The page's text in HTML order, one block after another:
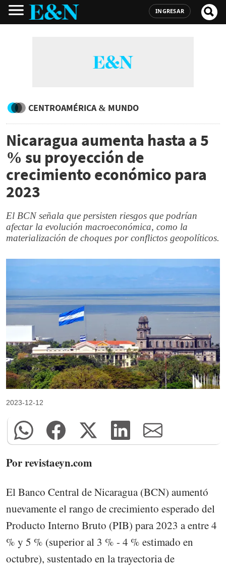
INGRESAR
CENTROAMÉRICA & MUNDO
Nicaragua aumenta hasta a 5
% su proyección de
crecimiento económico para
2023
El BCN señala que persisten riesgos que podrían
afectar la evolución macroeconómica, como la
materialización de choques por conflictos geopolíticos.
2023-12-12
Por revistaeyn.com
El Banco Central de Nicaragua (BCN) aumentó
nuevamente el rango de crecimiento esperado del
Producto Interno Bruto (PIB) para 2023 a entre 4
% y 5 % (superior al 3 % - 4 % estimado en
octubre), sustentado en la trayectoria de